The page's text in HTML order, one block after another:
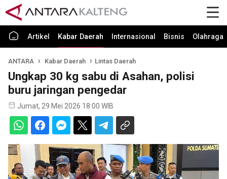
Artikel Kabar Daerah Internasional Bisnis Olahraga
ANTARA Kabar Daerah Lintas Daerah
Ungkap 30 kg sabu di Asahan, polisi
buru jaringan pengedar
Jumat, 29 Mei 2026 18:00 WIB